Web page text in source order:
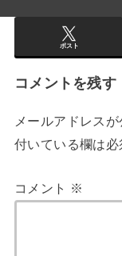
ポスト
コメントを残す
メールアドレス
付いている欄は
コメント ※